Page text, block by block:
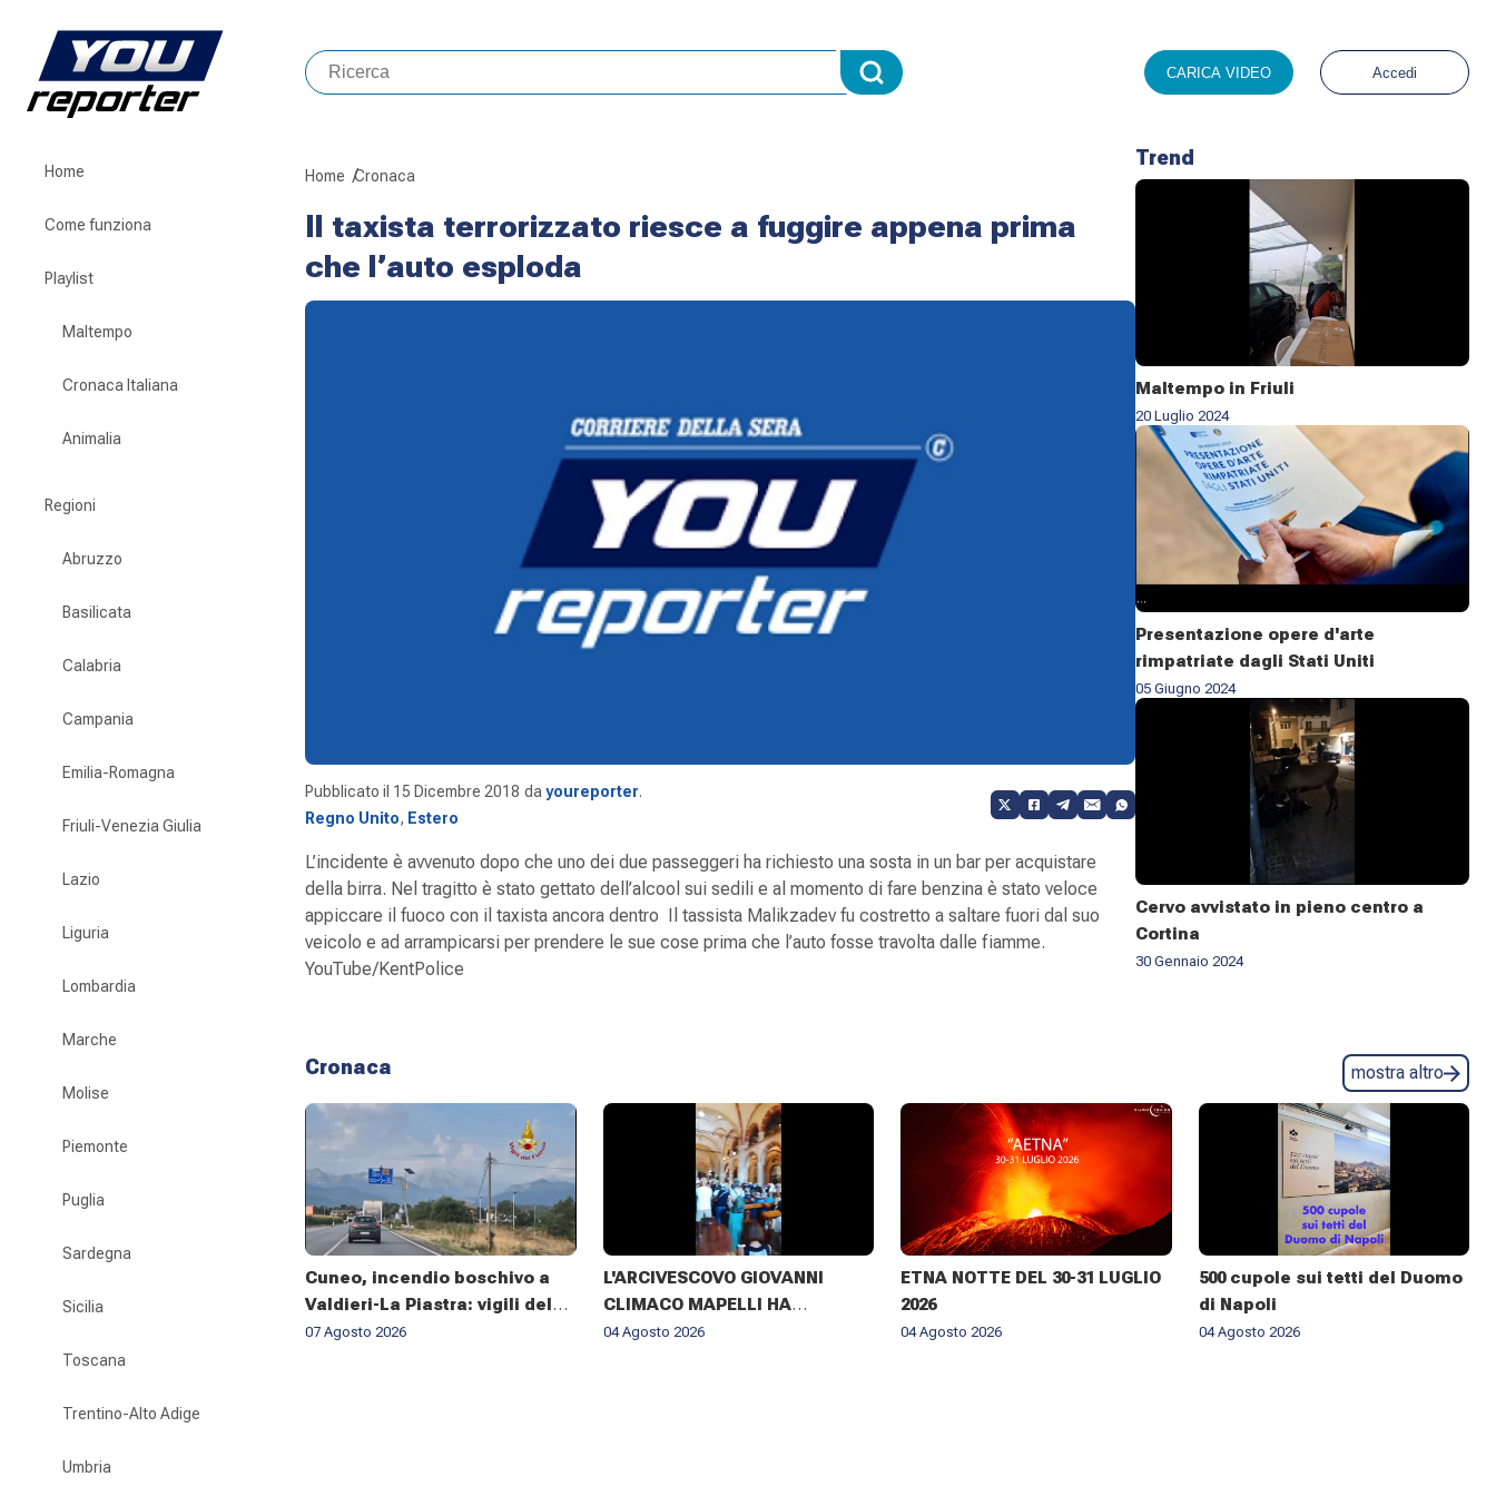
CARICA VIDEO Accedi
Home
Come funziona
Playlist
Maltempo
Cronaca Italiana
Animalia
Regioni
Abruzzo
Basilicata
Calabria
Campania
Emilia-Romagna
Friuli-Venezia Giulia
Lazio
Liguria
Lombardia
Marche
Molise
Piemonte
Puglia
Sardegna
Sicilia
Toscana
Trentino-Alto Adige
Umbria
Home Cronaca
Il taxista terrorizzato riesce a fuggire appena prima
che l’auto esploda
Pubblicato il 15 Dicembre 2018 dayoureporter.
Regno Unito, Estero
L’incidente è avvenuto dopo che uno dei due passeggeri ha richiesto una sosta in un bar per acquistare
della birra. Nel tragitto è stato gettato dell’alcool sui sedili e al momento di fare benzina è stato veloce
appiccare il fuoco con il taxista ancora dentro Il tassista Malikzadev fu costretto a saltare fuori dal suo
veicolo e ad arrampicarsi per prendere le sue cose prima che l’auto fosse travolta dalle fiamme.
YouTube/KentPolice
Trend
Maltempo in Friuli
20 Luglio 2024
Presentazione opere d'arte
rimpatriate dagli Stati Uniti
05 Giugno 2024
Cervo avvistato in pieno centro a
Cortina
30 Gennaio 2024
Cronaca mostra altro
Cuneo, incendio boschivo a
Valdieri-La Piastra: vigili del
fuoco al lavoro da sette giorni
07 Agosto 2026
L'ARCIVESCOVO GIOVANNI
CLIMACO MAPELLI HA
PRESENZIATO AL FUNERALE DI
04 Agosto 2026
ETNA NOTTE DEL 30-31 LUGLIO
2026
04 Agosto 2026
500 cupole sui tetti del Duomo
di Napoli
04 Agosto 2026